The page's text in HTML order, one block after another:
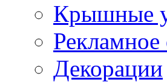
Крышные
Декорации